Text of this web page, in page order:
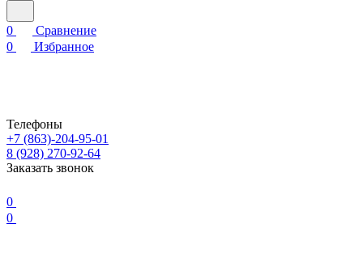
0
Сравнение
0
Избранное
Телефоны
+7 (863)-204-95-01
8 (928) 270-92-64
Заказать звонок
0
0